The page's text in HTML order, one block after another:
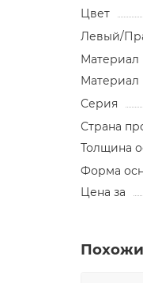
Цвет
Левый/
Материал
Материал
Серия
Страна
Толщина
Форма
Цена за